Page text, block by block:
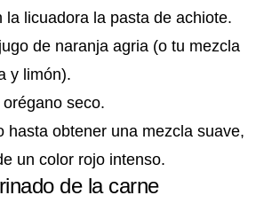
la licuadora la pasta de achiote.
de naranja agria (o tu mezcla
y limón).
seco.
hasta obtener una mezcla suave,
un color rojo intenso.
de la carne